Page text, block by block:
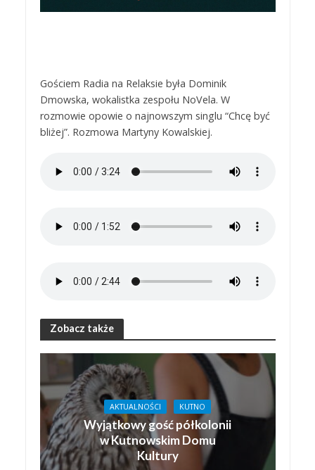
Gościem Radia na Relaksie była Dominik
Dmowska, wokalistka zespołu NoVela. W
rozmowie opowie o najnowszym singlu “Chcę być
bliżej”. Rozmowa Martyny Kowalskiej.
Zobacz także
AKTUALNOŚCI KUTNO
Wyjątkowy gość półkolonii
w Kutnowskim Domu
Kultury